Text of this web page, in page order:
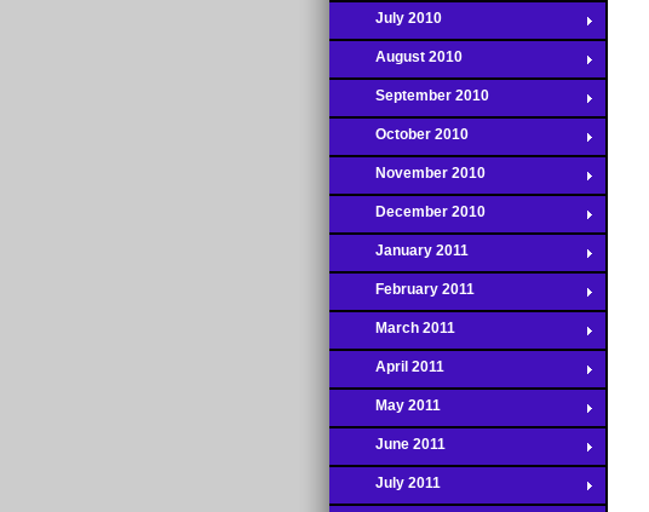
July 2010
August 2010
September 2010
October 2010
November 2010
December 2010
January 2011
February 2011
March 2011
April 2011
May 2011
June 2011
July 2011